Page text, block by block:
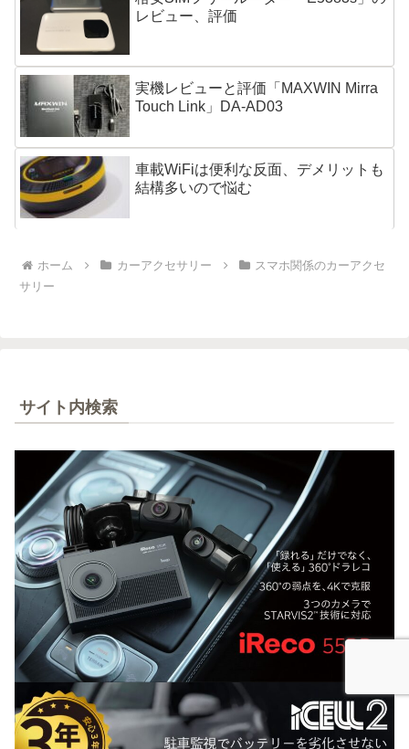
レビュー、評価
実機レビューと評価「MAXWIN Mirra
Touch Link」DA-AD03
車載WiFiは便利な反面、デメリットも
結構多いので悩む
ホーム カーアクセサリー
スマホ関係のカーアクセ
サリー
サイト内検索